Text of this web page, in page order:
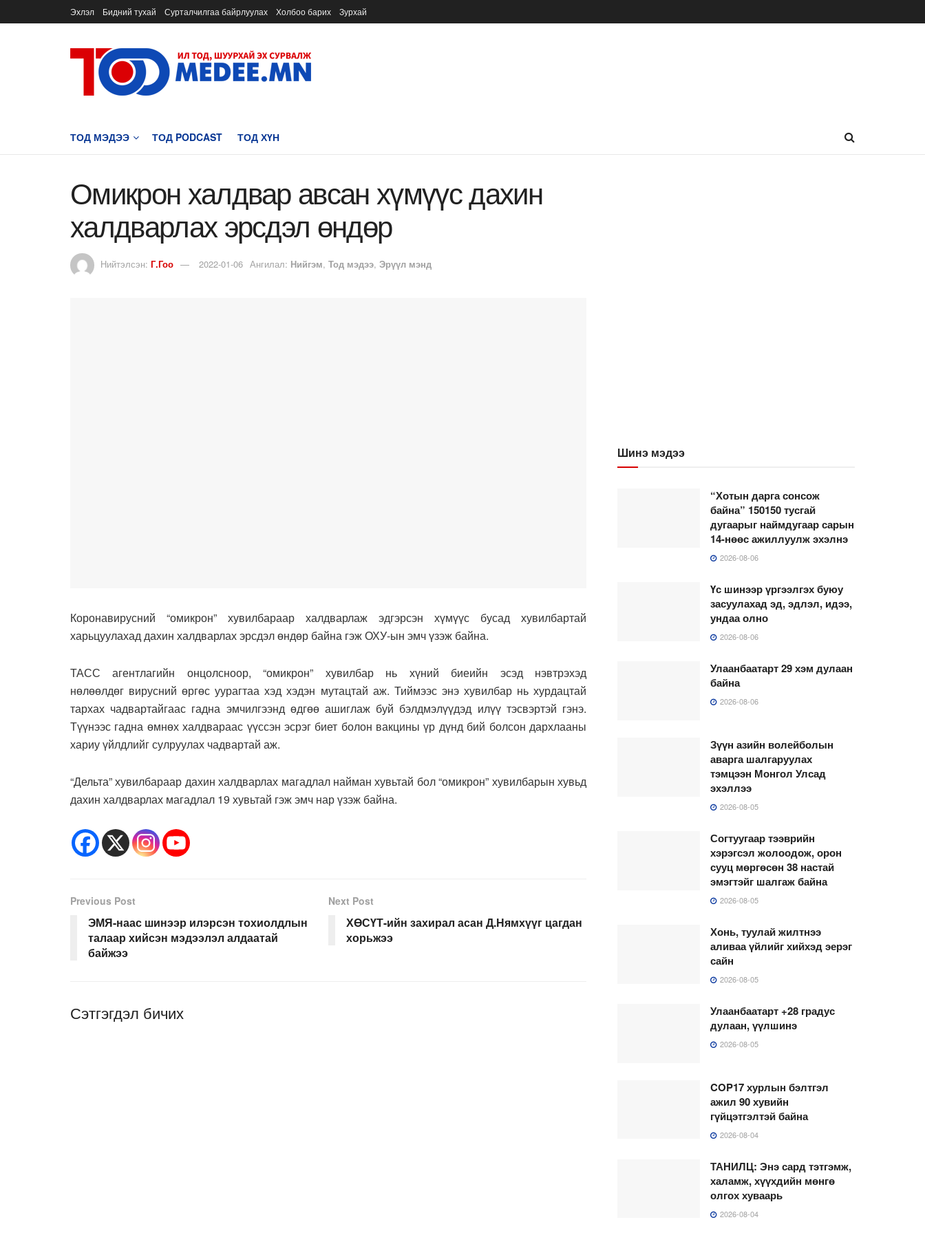
Эхлэл Бидний тухай Сурталчилгаа байрлуулах Холбоо барих Зурхай
ТОД МЭДЭЭ ТОД PODCAST ТОД ХҮН
Омикрон халдвар авсан хүмүүс дахин
халдварлах эрсдэл өндөр
Нийтэлсэн: Г.Гоо 2022-01-06 Ангилал: Нийгэм, Тод мэдээ, Эрүүл мэнд
Коронавирусний “омикрон” хувилбараар халдварлаж эдгэрсэн хүмүүс бусад хувилбартай
харьцуулахад дахин халдварлах эрсдэл өндөр байна гэж ОХУ-ын эмч үзэж байна.
ТАСС агентлагийн онцолсноор, “омикрон” хувилбар нь хүний биеийн эсэд нэвтрэхэд
нөлөөлдөг вирусний өргөс уурагтаа хэд хэдэн мутацтай аж. Тиймээс энэ хувилбар нь хурдацтай
тархах чадвартайгаас гадна эмчилгээнд өдгөө ашиглаж буй бэлдмэлүүдэд илүү тэсвэртэй гэнэ.
Түүнээс гадна өмнөх халдвараас үүссэн эсрэг биет болон вакцины үр дүнд бий болсон дархлааны
хариу үйлдлийг сулруулах чадвартай аж.
“Дельта” хувилбараар дахин халдварлах магадлал найман хувьтай бол “омикрон” хувилбарын хувьд
дахин халдварлах магадлал 19 хувьтай гэж эмч нар үзэж байна.
Previous Post
ЭМЯ-наас шинээр илэрсэн тохиолдлын
талаар хийсэн мэдээлэл алдаатай
байжээ
Next Post
ХӨСҮТ-ийн захирал асан Д.Нямхүүг цагдан
хорьжээ
Сэтгэгдэл бичих
Шинэ мэдээ
“Хотын дарга сонсож
байна” 150150 тусгай
дугаарыг наймдугаар сарын
14-нөөс ажиллуулж эхэлнэ
2026-08-06
Үс шинээр үргээлгэх буюу
засуулахад эд, эдлэл, идээ,
ундаа олно
2026-08-06
Улаанбаатарт 29 хэм дулаан
байна
2026-08-06
Зүүн азийн волейболын
аварга шалгаруулах
тэмцээн Монгол Улсад
эхэллээ
2026-08-05
Согтуугаар тээврийн
хэрэгсэл жолоодож, орон
сууц мөргөсөн 38 настай
эмэгтэйг шалгаж байна
2026-08-05
Хонь, туулай жилтнээ
аливаа үйлийг хийхэд эерэг
сайн
2026-08-05
Улаанбаатарт +28 градус
дулаан, үүлшинэ
2026-08-05
COP17 хурлын бэлтгэл
ажил 90 хувийн
гүйцэтгэлтэй байна
2026-08-04
ТАНИЛЦ: Энэ сард тэтгэмж,
халамж, хүүхдийн мөнгө
олгох хуваарь
2026-08-04